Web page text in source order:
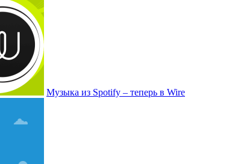
Музыка из Spotify – теперь в Wire